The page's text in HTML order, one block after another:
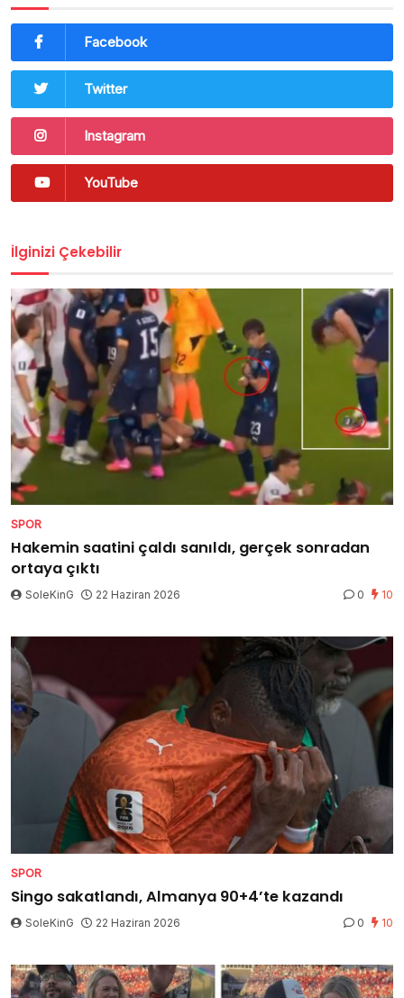
Facebook
Twitter
Instagram
YouTube
İlginizi Çekebilir
SPOR
Hakemin saatini çaldı sanıldı, gerçek sonradan
ortaya çıktı
SoleKinG 22 Haziran 2026 0 10
SPOR
Singo sakatlandı, Almanya 90+4’te kazandı
SoleKinG 22 Haziran 2026 0 10